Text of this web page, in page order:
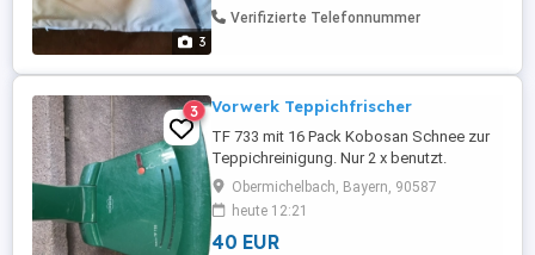
3
Verifizierte Telefonnummer
3 Vorwerk Teppichfrischer
TF 733 mit 16 Pack Kobosan Schnee zur
Teppichreinigung. Nur 2 x benutzt.
Versand möglich.
Obermichelbach, Bayern, 90587
heute 12:21
40 EUR